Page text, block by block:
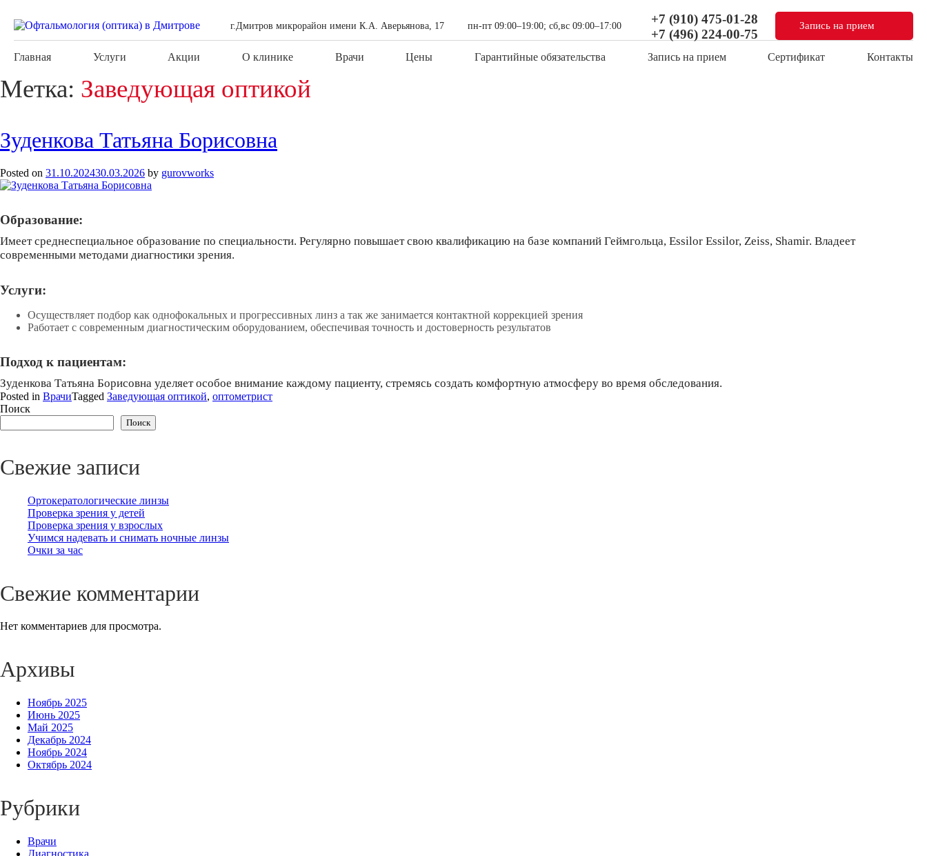
г.Дмитров микрорайон имени К.А. Аверьянова, 17 пн-пт 09:00–19:00; сб,вс 09:00–17:00
+7 (910) 475-01-28
+7 (496) 224-00-75
Запись на прием
Главная Услуги Акции О клинике Врачи Цены Гарантийные обязательства Запись на прием Сертификат Контакты
Метка: Заведующая оптикой
Зуденкова Татьяна Борисовна
Posted on 31.10.202430.03.2026 by gurovworks
Образование:
Имеет среднеспециальное образование по специальности. Регулярно повышает свою квалификацию на базе компаний Геймгольца, Essilor Essilor, Zeiss, Shamir. Владеет
современными методами диагностики зрения.
Услуги:
Осуществляет подбор как однофокальных и прогрессивных линз а так же занимается контактной коррекцией зрения
Работает с современным диагностическим оборудованием, обеспечивая точность и достоверность результатов
Подход к пациентам:
Зуденкова Татьяна Борисовна уделяет особое внимание каждому пациенту, стремясь создать комфортную атмосферу во время обследования.
Posted in ВрачиTagged Заведующая оптикой, оптометрист
Поиск
Поиск
Свежие записи
Ортокератологические линзы
Проверка зрения у детей
Проверка зрения у взрослых
Учимся надевать и снимать ночные линзы
Очки за час
Свежие комментарии
Нет комментариев для просмотра.
Архивы
Ноябрь 2025
Июнь 2025
Май 2025
Декабрь 2024
Ноябрь 2024
Октябрь 2024
Рубрики
Врачи
Диагностика